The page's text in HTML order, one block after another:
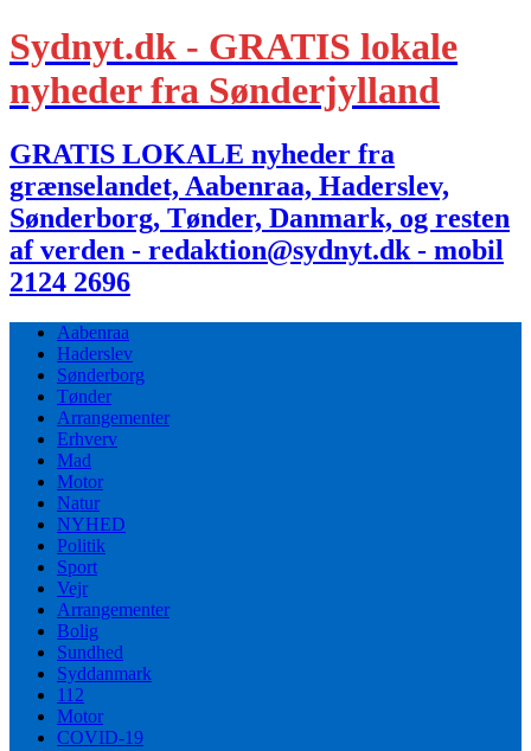
Sydnyt.dk - GRATIS lokale
nyheder fra Sønderjylland
GRATIS LOKALE nyheder fra
grænselandet, Aabenraa, Haderslev,
Sønderborg, Tønder, Danmark, og resten
af verden - redaktion@sydnyt.dk - mobil
2124 2696
Aabenraa
Haderslev
Sønderborg
Tønder
Arrangementer
Erhverv
Mad
Motor
Natur
NYHED
Politik
Sport
Vejr
Arrangementer
Bolig
Sundhed
Syddanmark
112
Motor
COVID-19